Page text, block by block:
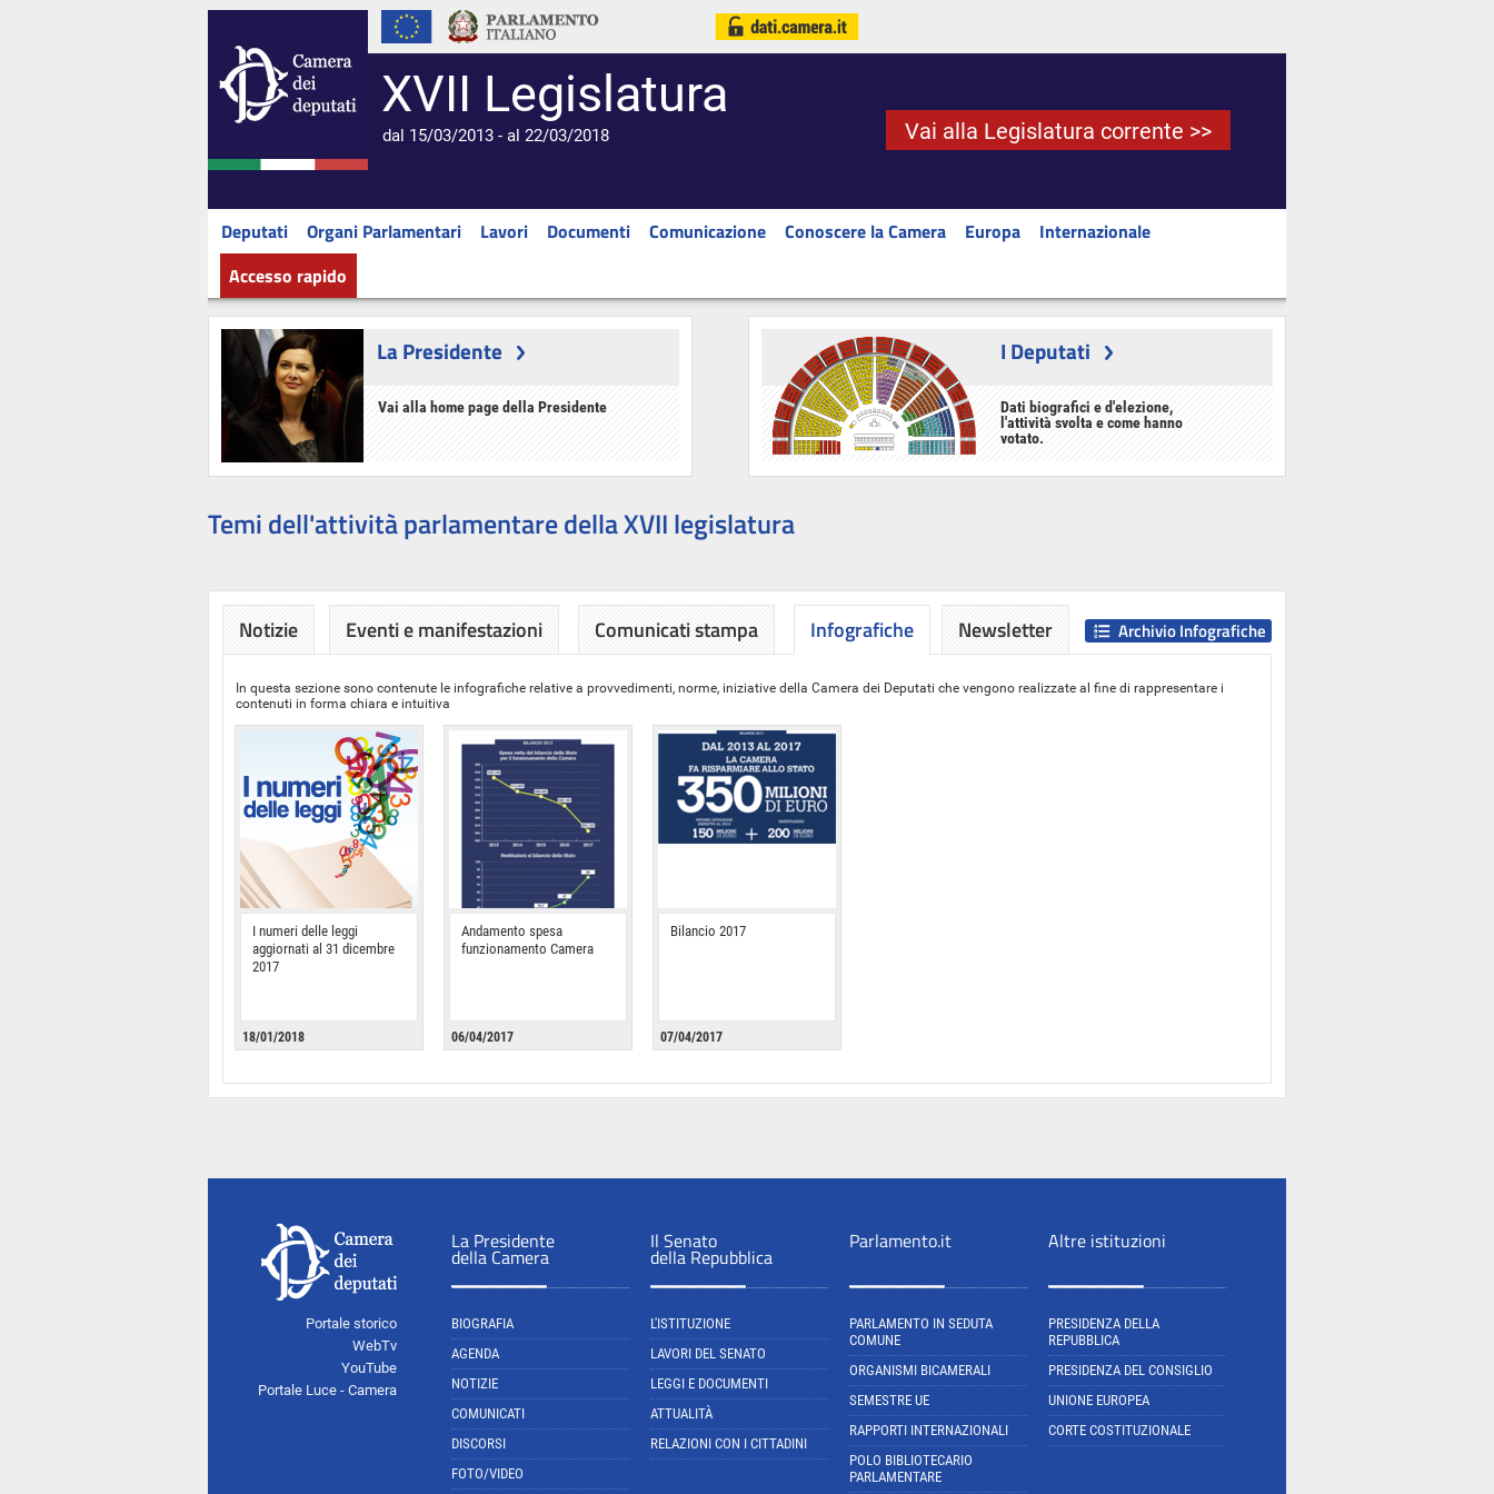
XVII Legislatura
dal 15/03/2013 - al 22/03/2018 Vai alla Legislatura corrente >>
Deputati Organi Parlamentari Lavori Documenti Comunicazione Conoscere la Camera Europa
Internazionale
Accesso rapido
La Presidente
Vai alla home page della Presidente
I Deputati
Dati biografici e d'elezione,
l'attività svolta e come hanno
votato.
Temi dell'attività parlamentare della XVII legislatura
Notizie Eventi e manifestazioni Comunicati stampa Infografiche
In questa sezione sono contenute le infografiche relative a provvedimenti, norme, iniziative della Camera dei Deputati che vengono realizzate al fine di rappresentare i
contenuti in forma chiara e intuitiva
I numeri delle leggi
aggiornati al 31 dicembre
2017
18/01/2018
Andamento spesa
funzionamento Camera
06/04/2017
Bilancio 2017
07/04/2017
Archivio Infografiche
Newsletter
Portale storico
WebTv
YouTube
Portale Luce - Camera
La Presidente
della Camera
BIOGRAFIA
AGENDA
NOTIZIE
COMUNICATI
DISCORSI
FOTO/VIDEO
Il Senato
della Repubblica
L'ISTITUZIONE
LAVORI DEL SENATO
LEGGI E DOCUMENTI
ATTUALITÀ
RELAZIONI CON I CITTADINI
Parlamento.it
PARLAMENTO IN SEDUTA
COMUNE
ORGANISMI BICAMERALI
SEMESTRE UE
RAPPORTI INTERNAZIONALI
POLO BIBLIOTECARIO
PARLAMENTARE
Altre istituzioni
PRESIDENZA DELLA
REPUBBLICA
PRESIDENZA DEL CONSIGLIO
UNIONE EUROPEA
CORTE COSTITUZIONALE